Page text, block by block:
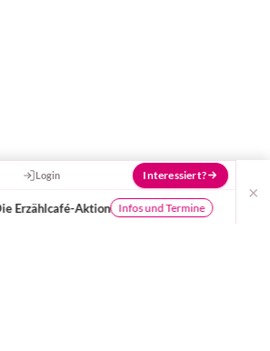
Aktion Infos und Termine
Login Interessiert?
×